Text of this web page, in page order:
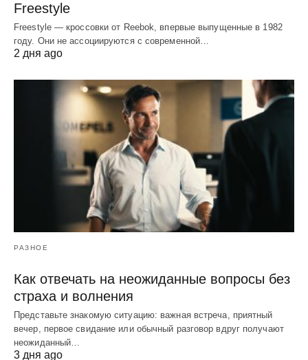
Freestyle
Freestyle — кроссовки от Reebok, впервые выпущенные в 1982
году. Они не ассоциируются с современной…
2 дня ago
РАЗНОЕ
Как отвечать на неожиданные вопросы без
страха и волнения
Представьте знакомую ситуацию: важная встреча, приятный
вечер, первое свидание или обычный разговор вдруг получают
неожиданный…
3 дня ago